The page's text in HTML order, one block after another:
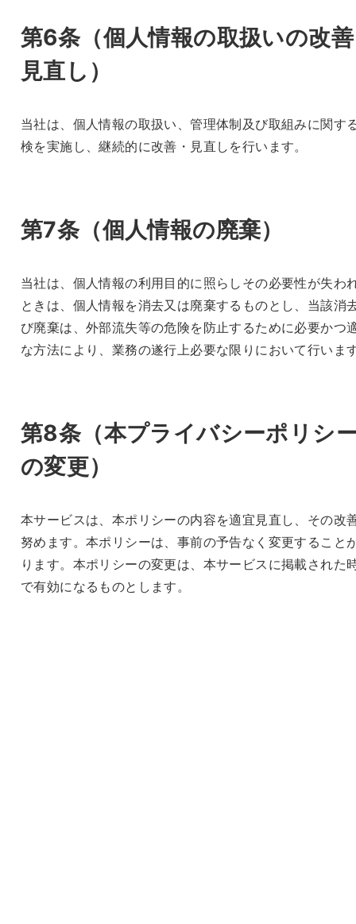
第6条（個人情報の取扱いの改
見直し ）
当社は、個人情報の取扱い、管理体制及び取組みに関す
検を実施し、継続的に改善・見直しを行います。
第7条（個人情報の廃棄）
当社は、個人情報の利用目的に照らしその必要性が失わ
ときは、個人情報を消去又は廃棄するものとし、当該消
び廃棄は、外部流失等の危険を防止するために必要かつ
な方法により、業務の遂行上必要な限りにおいて行いま
第8条（本プライバシーポリシ
の変更）
本サービスは、本ポリシーの内容を適宜見直し、その改
努めます。本ポリシーは、事前の予告なく変更すること
ります。本ポリシーの変更は、本サービスに掲載された
で有効になるものとします。